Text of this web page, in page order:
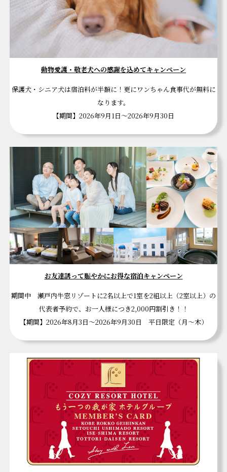
動物愛護・敬老犬への感謝を込めてキャンペーン
保護犬・シニア犬は宿泊料が半額に！更にワンちゃん食事代が無料に
なります。
【期間】2026年9月1日～2026年9月30日
お友達誘って賑やかにお得な宿泊キャンペーン
期間中 瀬戸内牛窓リゾートに2名以上で1室を2組以上（2室以上）の
代表者予約で、お一人様につき2,000円割引き！！
【期間】2026年8月3日～2026年9月30日 平日限定（月～木）